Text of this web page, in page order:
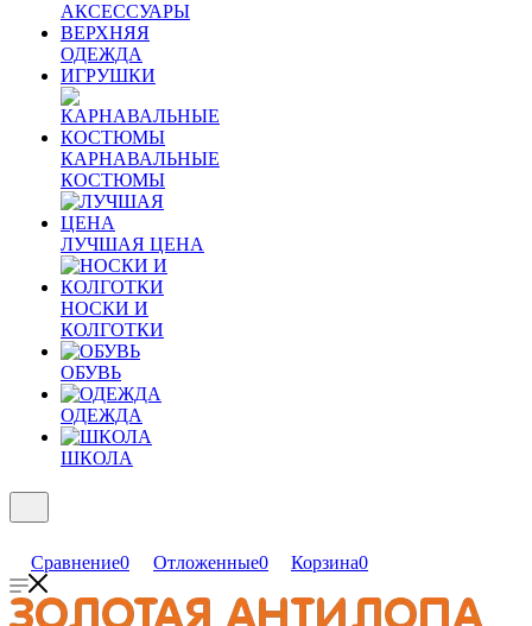
АКСЕССУАРЫ
ВЕРХНЯЯ
ОДЕЖДА
ИГРУШКИ
КАРНАВАЛЬНЫЕ
КОСТЮМЫ
ЛУЧШАЯ ЦЕНА
НОСКИ И
КОЛГОТКИ
ОБУВЬ
ОДЕЖДА
ШКОЛА
Сравнение0 Отложенные0 Корзина0